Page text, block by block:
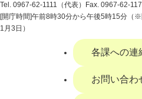
Tel. 0967-62-1111（代表）
Fax. 0967-62-
[開庁時間]午前8時30分から午後5時15分（
1月3日）
各課への連
お問い合わ